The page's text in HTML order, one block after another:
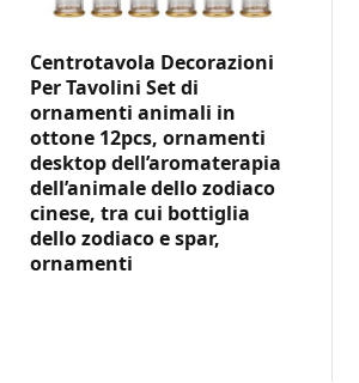
Centrotavola Decorazioni
Per Tavolini Set di
ornamenti animali in
ottone 12pcs, ornamenti
desktop dell’aromaterapia
dell’animale dello zodiaco
cinese, tra cui bottiglia
dello zodiaco e spar,
ornamenti